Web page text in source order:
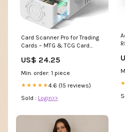
Card Scanner Pro for Trading
Cards – MTG & TCG Card
US$ 24.25
Min. order: 1 piece
★★★★★4.6 (15 reviews)
Sold : Login>>